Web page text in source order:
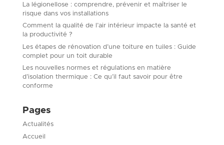
La légionellose : comprendre, prévenir et maîtriser le
risque dans vos installations
Comment la qualité de l’air intérieur impacte la santé et
la productivité ?
Les étapes de rénovation d’une toiture en tuiles : Guide
complet pour un toit durable
Les nouvelles normes et régulations en matière
d’isolation thermique : Ce qu’il faut savoir pour être
conforme
Pages
Actualités
Accueil